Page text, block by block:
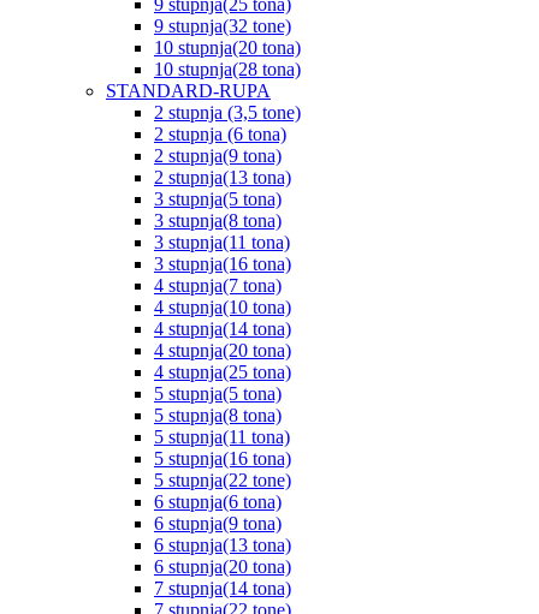
9 stupnja(25 tona)
9 stupnja(32 tone)
10 stupnja(20 tona)
10 stupnja(28 tona)
STANDARD-RUPA
2 stupnja (3,5 tone)
2 stupnja (6 tona)
2 stupnja(9 tona)
2 stupnja(13 tona)
3 stupnja(5 tona)
3 stupnja(8 tona)
3 stupnja(11 tona)
3 stupnja(16 tona)
4 stupnja(7 tona)
4 stupnja(10 tona)
4 stupnja(14 tona)
4 stupnja(20 tona)
4 stupnja(25 tona)
5 stupnja(5 tona)
5 stupnja(8 tona)
5 stupnja(11 tona)
5 stupnja(16 tona)
5 stupnja(22 tone)
6 stupnja(6 tona)
6 stupnja(9 tona)
6 stupnja(13 tona)
6 stupnja(20 tona)
7 stupnja(14 tona)
7 stupnja(22 tone)